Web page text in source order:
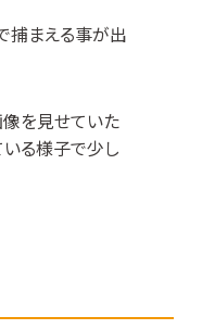
捕まえる事が出
を見せていた
いる様子で少し